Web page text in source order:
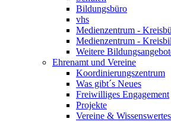
Bildungsbüro
vhs
Medienzentrum -
Medienzentrum -
Weitere
Ehrenamt und Vereine
Koordinierungszentrum
Was gibt´s Neues
Freiwilliges Engagement
Projekte
Vereine & Wissenswertes